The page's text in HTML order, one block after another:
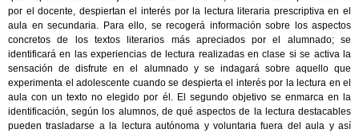
por el docente, despiertan el interés por la lectura literaria prescriptiva en el
aula en secundaria. Para ello, se recogerá información sobre los aspectos
concretos de los textos literarios más apreciados por el alumnado; se
identificará en las experiencias de lectura realizadas en clase si se activa la
sensación de disfrute en el alumnado y se indagará sobre aquello que
experimenta el adolescente cuando se despierta el interés por la lectura en el
aula con un texto no elegido por él. El segundo objetivo se enmarca en la
identificación, según los alumnos, de qué aspectos de la lectura destacables
pueden trasladarse a la lectura autónoma y voluntaria fuera del aula y así